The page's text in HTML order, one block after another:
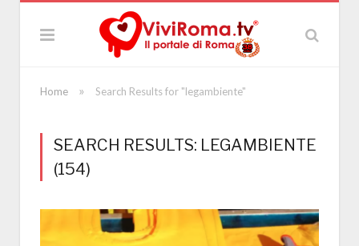
Home » Search Results for "legambiente"
SEARCH RESULTS: LEGAMBIENTE
(154)